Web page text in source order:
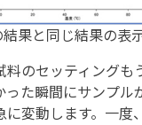
果と同じ結果の表
料のセッティングも
った瞬間にサンプル
に変動します。一度